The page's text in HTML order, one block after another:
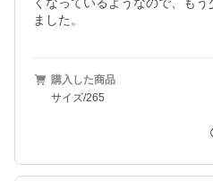
ました。
購入した商品
サイズ/265